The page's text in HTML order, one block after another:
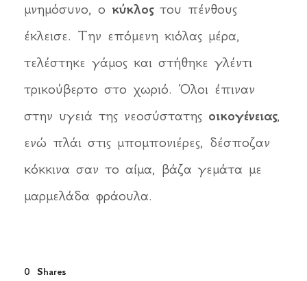
μνημόσυνο, ο κύκλοςτου πένθους
έκλεισε. Την επόμενη κιόλας μέρα,
τελέστηκε γάμος και στήθηκε γλέντι
τρικούβερτο στο χωριό. Όλοι έπιναν
στην υγειά της νεοσύστατης οικογένειας,
ενώ πλάι στις μπομπονιέρες, δέσποζαν
κόκκινα σαν το αίμα, βάζα γεμάτα με
μαρμελάδα φράουλα.
0 Shares